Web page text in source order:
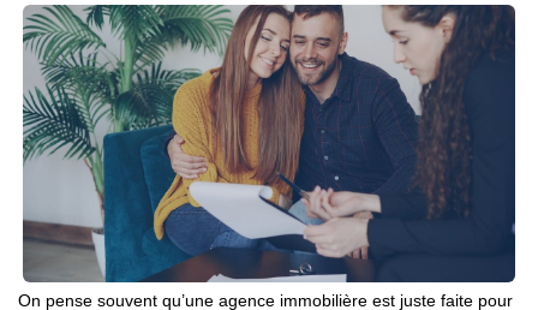
On pense souvent qu’une agence immobilière est juste faite pour